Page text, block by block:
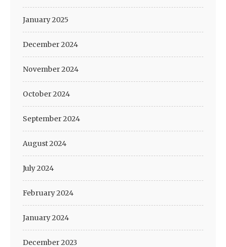
January 2025
December 2024
November 2024
October 2024
September 2024
August 2024
July 2024
February 2024
January 2024
December 2023